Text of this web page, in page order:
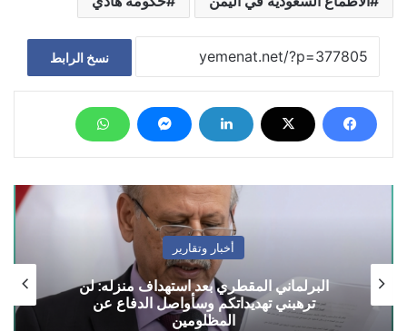
نسخ الرابط
أخبار وتقارير
البرلماني المقطري بعد استهداف منزله: لن
ترهبني تهديداتكم وسأواصل الدفاع عن
المظلومين